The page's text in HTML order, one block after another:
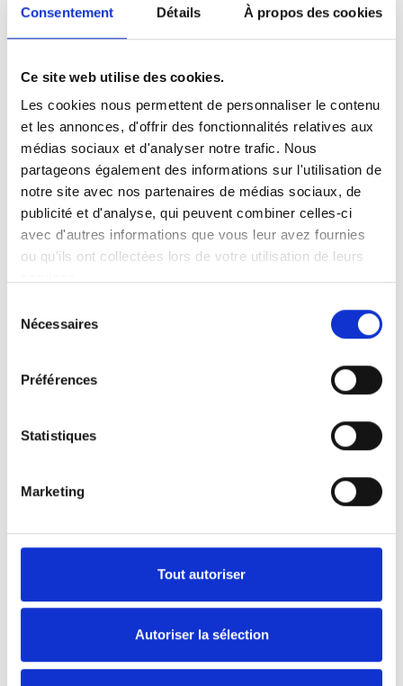
Consentement Détails À propos des cookies
Ce site web utilise des cookies.
Les cookies nous permettent de personnaliser le contenu
et les annonces, d'offrir des fonctionnalités relatives aux
médias sociaux et d'analyser notre trafic. Nous
partageons également des informations sur l'utilisation de
notre site avec nos partenaires de médias sociaux, de
publicité et d'analyse, qui peuvent combiner celles-ci
avec d'autres informations que vous leur avez fournies
ou qu'ils ont collectées lors de votre utilisation de leurs
Nécessaires
Préférences
Statistiques
Marketing
Tout autoriser
Autoriser la sélection
Précédent Suivant
Ouvrez le menu déroulant sur la gauche et sélectionnez le
produit qui vous intéresse. Remarque : pour certains produits, il
n’y a pas de vidéo.
Intégration de vidéo
Sous chaque vidéo se trouve un code que vous pouvez utiliser
pour intégrer la vidéo dans votre site web.
Abonnez-vous
Pour être notifié dès qu’une nouvelle vidéo est disponible, nous
vous invitons à vous abonner à notre chaîneYouTube ici.
Carony
Carospeed Classic
Plateformes pour fauteuils roulant